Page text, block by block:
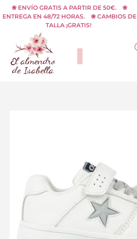
al
contenido
❀ ENVÍO GRATIS A PARTIR DE 50€. ❀
ENTREGA EN 48/72 HORAS. ❀ CAMBIOS DE
TALLA ¡GRATIS!